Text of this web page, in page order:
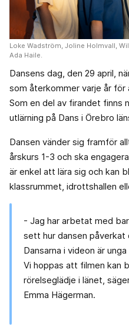
Loke Wadström, Joline Holmvall,
Ada Haile.
Dansens dag, den 29 april,
som återkommer varje år
Som en del av firandet finns
utlärning på Dans i Örebro
Dansen vänder sig framför
årskurs 1-3 och ska
är enkel att lära sig och kan
klassrummet, idrottshallen
- Jag har arbetat med
sett hur dansen
Dansarna i videon är
Vi hoppas att filmen kan
rörelseglädje i länet,
Emma Hägerman.